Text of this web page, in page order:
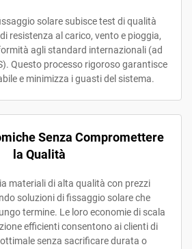
solare subisce test di qualità
resistenza al carico, vento e pioggia,
agli standard internazionali (ad
Questo processo rigoroso garantisce
e minimizza i guasti del sistema.
Senza Compromettere
la Qualità
materiali di alta qualità con prezzi
soluzioni di fissaggio solare che
termine. Le loro economie di scala
efficienti consentono ai clienti di
senza sacrificare durata o